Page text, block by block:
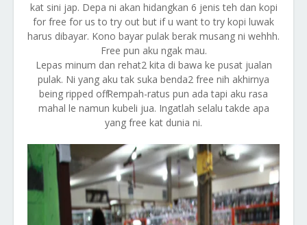
kat sini jap. Depa ni akan hidangkan 6 jenis teh dan kopi
for free for us to try out but if u want to try kopi luwak
harus dibayar. Kono bayar pulak berak musang ni wehhh.
Free pun aku ngak mau.
Lepas minum dan rehat2 kita di bawa ke pusat jualan
pulak. Ni yang aku tak suka benda2 free nih akhirnya
being ripped off. Rempah-ratus pun ada tapi aku rasa
mahal le namun kubeli jua. Ingatlah selalu takde apa
yang free kat dunia ni.